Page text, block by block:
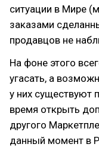
ситуации в Мире
заказами
продавцов не
На фоне этого
угасать, а
у них существуют
время открыть
другого
данный момент в